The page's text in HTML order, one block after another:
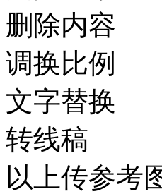
删除内容
调换比例
文字替换
转线稿
以上传参考